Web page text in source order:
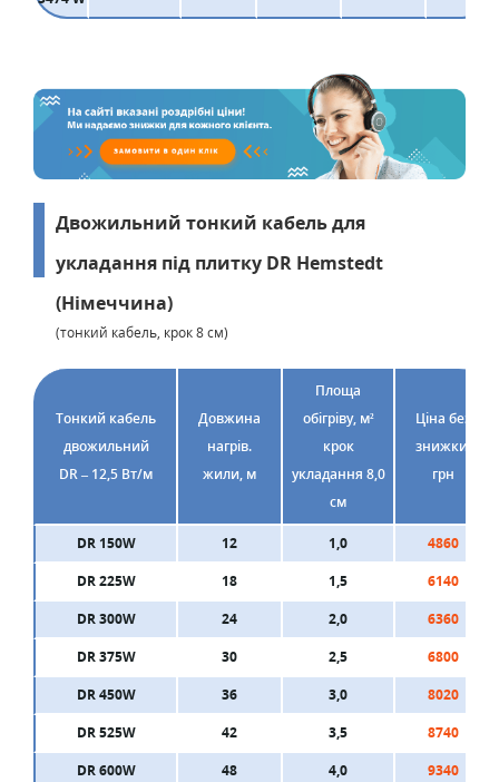
Двожильний тонкий кабель для
укладання під плитку DR Hemstedt
(Німеччина)
(тонкий кабель, крок 8 см)
Тонкий кабель
двожильний
DR – 12,5 Вт/м
Довжина
нагрів.
жили, м
Площа
обігріву, м²
крок
укладання 8,0
см
Ціна без
знижки,
грн
DR 150W 12 1,0
4860
DR 225W
18 1,5
6140
DR 300W
24 2,0
6360
DR 375W
30 2,5
6800
DR 450W
36 3,0
8020
DR 525W
42 3,5
8740
DR 600W
48 4,0
9340